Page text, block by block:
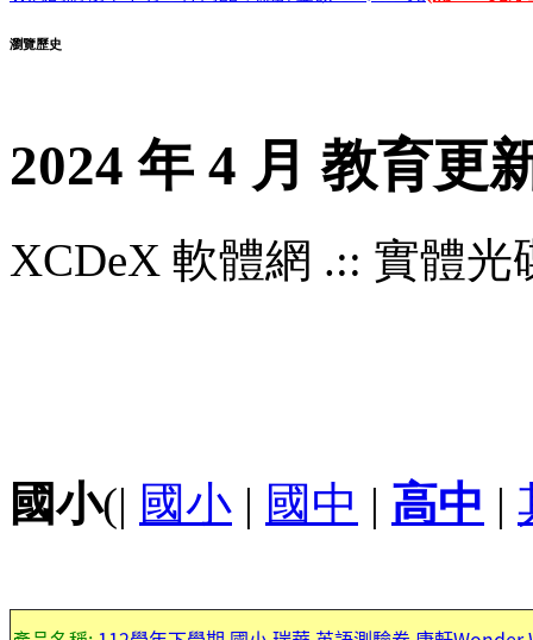
瀏覽歷史
2024 年 4 月 教育更
XCDeX 軟體網 .:: 實體
國小(| 國小 | 國中 | 高中 |